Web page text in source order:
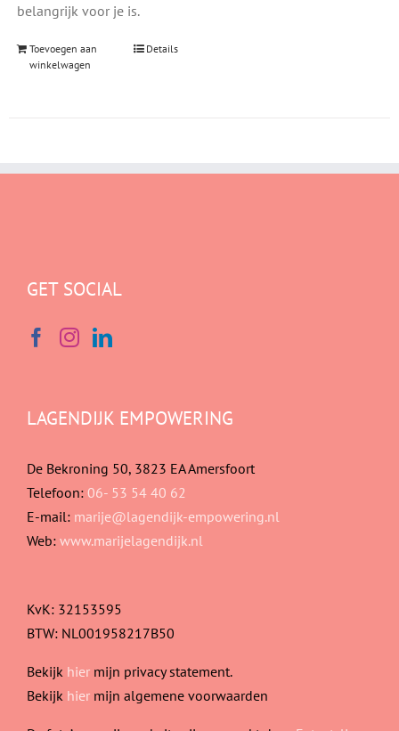
belangrijk voor je is.
Toevoegen aan
winkelwagen
Details
GET SOCIAL
LAGENDIJK EMPOWERING
De Bekroning 50, 3823 EA Amersfoort
Telefoon: 06- 53 54 40 62
E-mail: marije@lagendijk-empowering.nl
Web: www.marijelagendijk.nl
KvK: 32153595
BTW: NL001958217B50
Bekijk hier mijn privacy statement.
Bekijk hier mijn algemene voorwaarden